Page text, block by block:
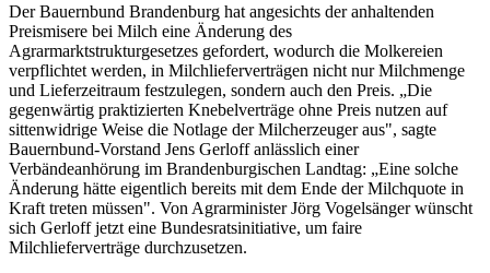
Der Bauernbund Brandenburg hat angesichts der anhaltenden
Preismisere bei Milch eine Änderung des
Agrarmarktstrukturgesetzes gefordert, wodurch die Molkereien
verpflichtet werden, in Milchlieferverträgen nicht nur Milchmenge
und Lieferzeitraum festzulegen, sondern auch den Preis. „Die
gegenwärtig praktizierten Knebelverträge ohne Preis nutzen auf
sittenwidrige Weise die Notlage der Milcherzeuger aus", sagte
Bauernbund-Vorstand Jens Gerloff anlässlich einer
Verbändeanhörung im Brandenburgischen Landtag: „Eine solche
Änderung hätte eigentlich bereits mit dem Ende der Milchquote in
Kraft treten müssen". Von Agrarminister Jörg Vogelsänger wünscht
sich Gerloff jetzt eine Bundesratsinitiative, um faire
Milchlieferverträge durchzusetzen.